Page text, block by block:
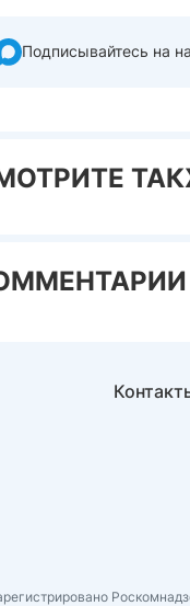
Подписывайтесь на